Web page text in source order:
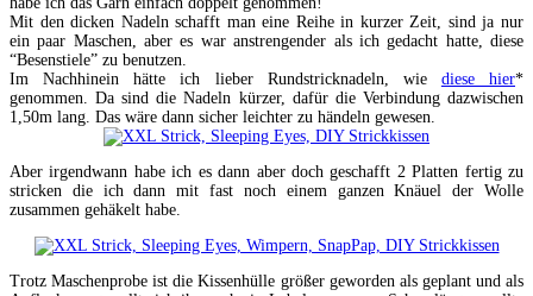
Mit den dicken Nadeln schafft man eine Reihe in kurzer Zeit, sind ja nur
ein paar Maschen, aber es war anstrengender als ich gedacht hatte, diese
“Besenstiele” zu benutzen.
Im Nachhinein hätte ich lieber Rundstricknadeln, wie diese hier*
genommen. Da sind die Nadeln kürzer, dafür die Verbindung dazwischen
1,50m lang. Das wäre dann sicher leichter zu händeln gewesen.
Aber irgendwann habe ich es dann aber doch geschafft 2 Platten fertig zu
stricken die ich dann mit fast noch einem ganzen Knäuel der Wolle
zusammen gehäkelt habe.
Trotz Maschenprobe ist die Kissenhülle größer geworden als geplant und als